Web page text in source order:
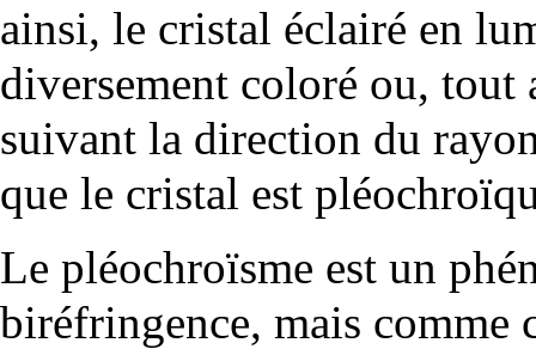
ainsi, le cristal éclairé en
diversement coloré ou,
suivant la direction du
que le cristal est
Le pléochroïsme est un
biréfringence, mais comme